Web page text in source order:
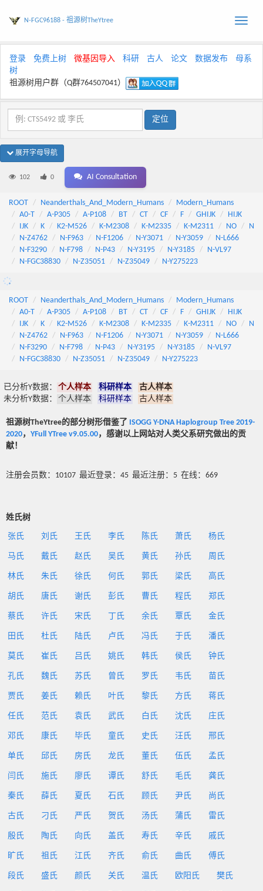
Toggle
N-FGC96188 - 祖源树TheYtree
登录 免费上树 微基因导入 科研 古人 论文 数据发布
母系
树
祖源树用户群（Q群764507041）
展开字母导航
102 0 AI Consultation
ROOT Neanderthals_And_Modern_Humans
Modern_Humans
A0-T
A-P305 A-P108 BT CT CF F GHIJK
HIJK
IJK
K K2-M526 K-M2308 K-M2335 K-M2311 NO
N
N-Z4762
N-F963 N-F1206 N-Y3071 N-Y3059
N-L666
N-F3290
N-F798 N-P43 N-Y3195 N-Y3185
N-VL97
N-FGC38830
N-Z35051 N-Z35049 N-Y275223
ROOT Neanderthals_And_Modern_Humans
Modern_Humans
A0-T
A-P305 A-P108 BT CT CF F GHIJK
HIJK
IJK
K K2-M526 K-M2308 K-M2335 K-M2311 NO
N
N-Z4762
N-F963 N-F1206 N-Y3071 N-Y3059
N-L666
N-F3290
N-F798 N-P43 N-Y3195 N-Y3185
N-VL97
N-FGC38830
N-Z35051 N-Z35049 N-Y275223
已分析Y数据： 个人样本 科研样本
古人样本
未分析Y数据：
个人样本 科研样本 古人样本
祖源树TheYtree的部分树形借鉴了 ISOGG Y-DNA Haplogroup Tree 2019-
2020， YFull YTree v9.05.00，感谢以上网站对人类父系研究做出的贡
献！
注册会员数：10107 最近登录：45 最近注册：5 在线：669
姓氏树
张氏 刘氏 王氏 李氏 陈氏 萧氏 杨氏
马氏 戴氏 赵氏 吴氏 黄氏 孙氏 周氏
林氏 朱氏 徐氏 何氏 郭氏 梁氏 高氏
胡氏 唐氏 谢氏 彭氏 曹氏 程氏 郑氏
蔡氏 许氏 宋氏 丁氏 余氏 覃氏 金氏
田氏 杜氏 陆氏 卢氏 冯氏 于氏 潘氏
莫氏 崔氏 吕氏 姚氏 韩氏 侯氏 钟氏
孔氏 魏氏 苏氏 曾氏 罗氏 韦氏 苗氏
贾氏 姜氏 赖氏 叶氏 黎氏 方氏 蒋氏
任氏 范氏 袁氏 武氏 白氏 沈氏 庄氏
邓氏 康氏 毕氏 童氏 史氏 汪氏 邢氏
单氏 邱氏 房氏 龙氏 董氏 伍氏 孟氏
闫氏 施氏 廖氏 谭氏 舒氏 毛氏 龚氏
秦氏 薛氏 夏氏 石氏 顾氏 尹氏 尚氏
古氏 刁氏 严氏 贺氏 汤氏 蒲氏 雷氏
殷氏 陶氏 向氏 盖氏 寿氏 辛氏 戚氏
旷氏 祖氏 江氏 齐氏 俞氏 曲氏 傅氏
段氏 盛氏 颜氏 关氏 温氏 欧阳氏 樊氏